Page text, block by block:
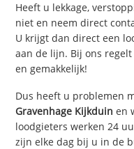
Heeft u lekkage,
niet en neem direct
U krijgt dan direct een
aan de lijn. Bij ons
en gemakkelijk!
Dus heeft u problemen
Gravenhage Kijkduin en
loodgieters werken 24
zijn elke dag bij u in de